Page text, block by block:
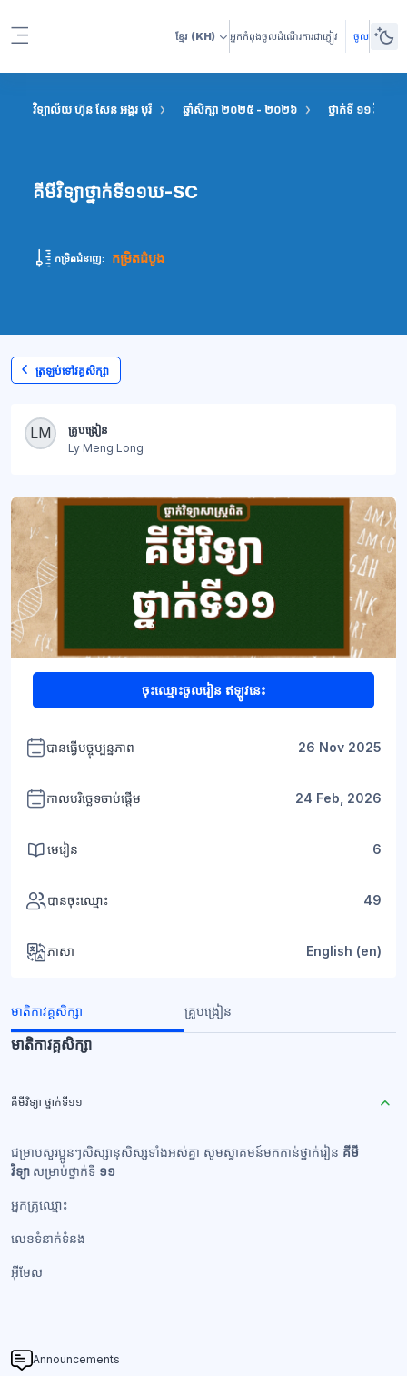
ខ្មែរ (KH) អ្នកកំពុងចូលដំណើរការជាភ្ញៀវ ចូល
វិទ្យាល័យ ហ៊ុន សែន អង្គរ បុរី ឆ្នាំសិក្សា ២០២៥ - ២០២៦ ថ្នាក់ទី ១១ វិទ្យាស
គីមីវិទ្យាថ្នាក់ទី១១ឃ-SC
កម្រិតជំនាញ: កម្រិតដំបូង
ត្រឡប់ទៅវគ្គសិក្សា
ប្លុក LM
គ្រូបង្រៀន
Ly Meng Long
ចុះឈ្មោះចូលរៀន ឥឡូវនេះ
បានធ្វើបច្ចុប្បន្នភាព 26 Nov 2025
កាលបរិច្ឆេទចាប់ផ្តើម 24 Feb, 2026
មេរៀន 6
បានចុះឈ្មោះ 49
ភាសា English ‎(en)‎
មាតិកាវគ្គសិក្សា គ្រូបង្រៀន
មាតិកាវគ្គសិក្សា
គីមីវិទ្យា ថ្នាក់ទី១១
ជម្រាបសួរប្អូនៗសិស្សានុសិស្សទាំងអស់គ្នា សូមស្វាគមន៍មកកាន់ថ្នាក់រៀន គីមី
វិទ្យា សម្រាប់ថ្នាក់ទី ១១
អ្នកគ្រូឈ្មោះ
លេខទំនាក់ទំនង​
អ៊ីមែល
Announcements